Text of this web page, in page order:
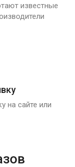
известные
на сайте или